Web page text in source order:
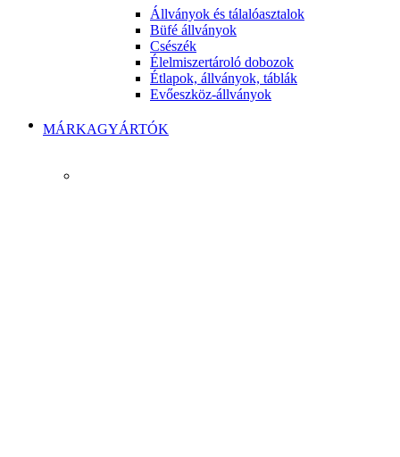
Állványok és tálalóasztalok
Büfé állványok
Csészék
Élelmiszertároló dobozok
Étlapok, állványok, táblák
Evőeszköz-állványok
MÁRKAGYÁRTÓK